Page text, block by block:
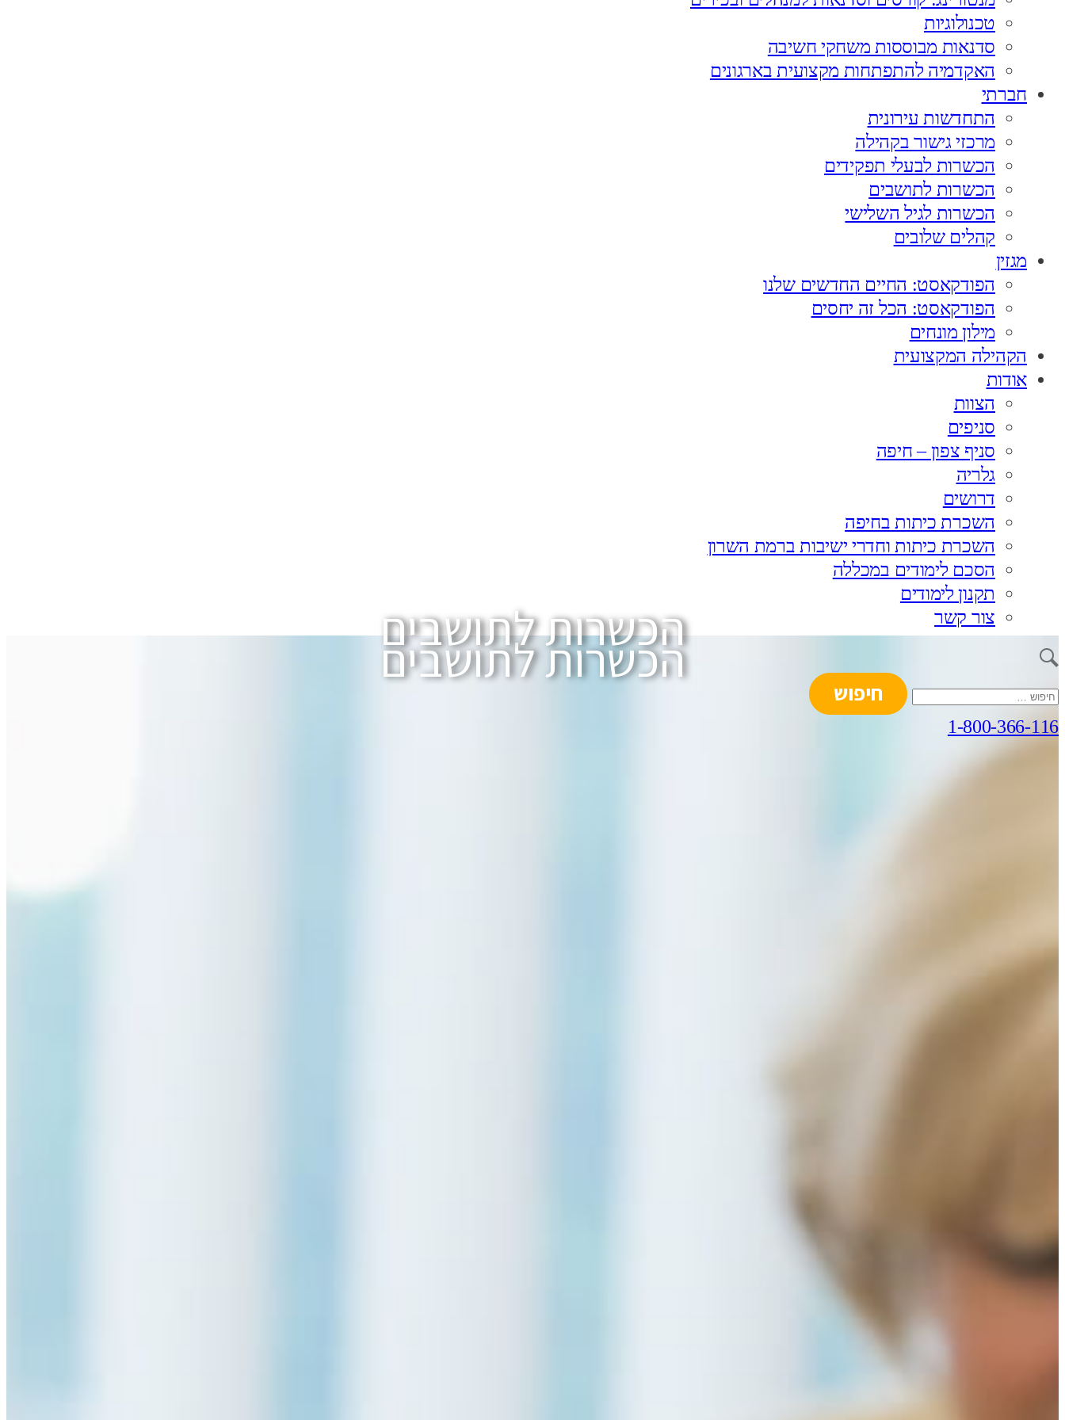
טכנולוגיות
סדנאות מבוססות משחקי חשיבה
האקדמיה להתפתחות מקצועית בארגונים
חברתי
התחדשות עירונית
מרכזי גישור בקהילה
הכשרות לבעלי תפקידים
הכשרות לתושבים
הכשרות לגיל השלישי
קהלים שלובים
מגזין
הפודקאסט: החיים החדשים שלנו
הפודקאסט: הכל זה יחסים
מילון מונחים
הקהילה המקצועית
אודות
הצוות
סניפים
סניף צפון – חיפה
גלריה
דרושים
השכרת כיתות בחיפה
השכרת כיתות וחדרי ישיבות ברמת השרון
הסכם לימודים במכללה
תקנון לימודים
צור קשר
חיפוש:
1-800-366-116
הכשרות לתושבים
הכשרות לתושבים